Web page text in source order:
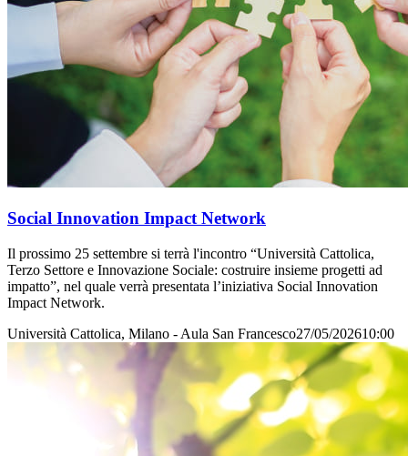
Social Innovation Impact Network
Il prossimo 25 settembre si terrà l'incontro “Università Cattolica,
Terzo Settore e Innovazione Sociale: costruire insieme progetti ad
impatto”, nel quale verrà presentata l’iniziativa Social Innovation
Impact Network.
Università Cattolica, Milano - Aula San Francesco27/05/202610:00